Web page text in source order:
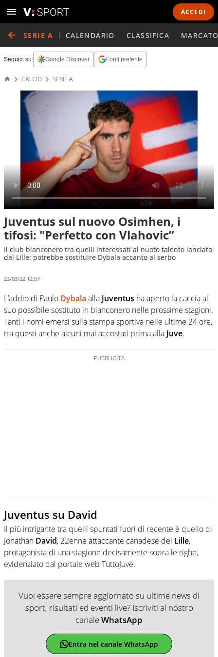
ACCEDI
SERIE A CALENDARIO CLASSIFICA
Seguici su: Google Discover Fonti preferite
CALCIO SERIE A
Juventus sul nuovo Osimhen, i
tifosi: "Perfetto con Vlahovic”
Il club bianconero tra quelli interessati al nuoto talento lanciato
dal Lille: potrebbe sostituire Dybala accanto al serbo
23/03/22 12:07
L’addio di Paulo Dybala alla Juventus ha aperto la caccia al
suo possibile sostituto in bianconero nelle prossime stagioni.
Tanti i nomi emersi sulla stampa sportiva nelle ultime 24 ore,
tra questi anche alcuni mai accostati prima alla Juve.
Juventus su David
Il più intrigante tra quelli spuntati fuori di recente è quello di
Jonathan David, 22enne attaccante canadese del Lille,
protagonista di una stagione decisamente sopra le righe,
evidenziato dal portale web TuttoJuve.
Vuoi essere sempre aggiornato su ultime news di
sport, risultati ed eventi live? Iscriviti al nostro
canaleWhatsApp
Entra nel canale WhatsApp